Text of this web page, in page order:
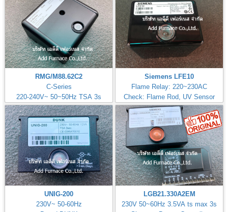
RMG/M88.62C2
C-Series
220-240V~ 50~50Hz TSA 3s
Siemens LFE10
Flame Relay: 220~230AC
Check: Flame Rod, UV Sensor
UNIG-200
230V~ 50-60Hz
LGB21.330A2EM
230V 50~60Hz 3.5VA ts max 3s